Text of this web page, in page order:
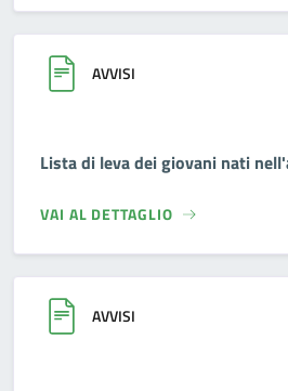
AVVISI
Lista di leva dei giovani nati
VAI AL DETTAGLIO
AVVISI